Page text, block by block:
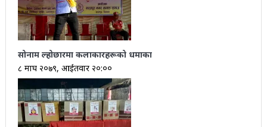
सोनाम ल्होछारमा कलाकारहरूको धमाका
८ माघ २०७९, आईतवार २०:००